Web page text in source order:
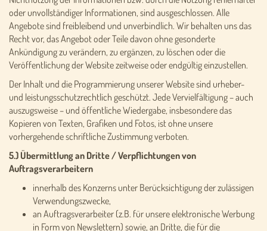
oder unvollständiger Informationen, sind ausgeschlossen. Alle
Angebote sind freibleibend und unverbindlich. Wir behalten uns das
Recht vor, das Angebot oder Teile davon ohne gesonderte
Ankündigung zu verändern, zu ergänzen, zu löschen oder die
Veröffentlichung der Website zeitweise oder endgültig einzustellen.
Der Inhalt und die Programmierung unserer Website sind urheber-
und leistungsschutzrechtlich geschützt. Jede Vervielfältigung – auch
auszugsweise – und öffentliche Wiedergabe, insbesondere das
Kopieren von Texten, Grafiken und Fotos, ist ohne unsere
vorhergehende schriftliche Zustimmung verboten.
5.) Übermittlung an Dritte / Verpflichtungen von
Auftragsverarbeitern
innerhalb des Konzerns unter Berücksichtigung der zulässigen
Verwendungszwecke,
an Auftragsverarbeiter (z.B. für unsere elektronische Werbung
in Form von Newslettern) sowie, an Dritte, die für die